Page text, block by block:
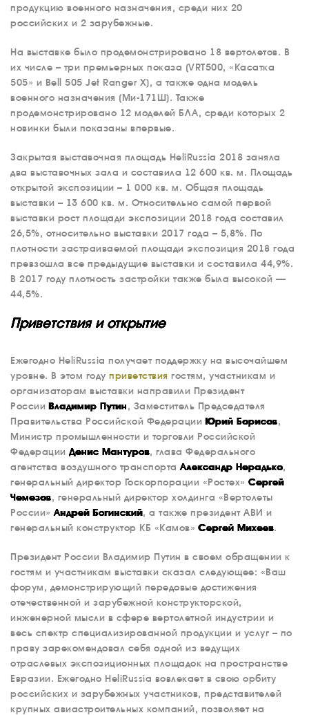
продукцию военного назначения, среди них 20
российских и 2 зарубежные.
На выставке было продемонстрировано 18 вертолетов. В
их числе – три премьерных показа (VRT500, «Касатка
505» и Bell 505 Jet Ranger X), а также одна модель
военного назначения (Ми-171Ш). Также
продемонстрировано 12 моделей БЛА, среди которых 2
новинки были показаны впервые.
Закрытая выставочная площадь HeliRussia 2018 заняла
два выставочных зала и составила 12 600 кв. м. Площадь
открытой экспозиции – 1 000 кв. м. Общая площадь
выставки – 13 600 кв. м. Относительно самой первой
выставки рост площади экспозиции 2018 года составил
26,5%, относительно выставки 2017 года – 5,8%. По
плотности застраиваемой площади экспозиция 2018 года
превзошла все предыдущие выставки и составила 44,9%.
В 2017 году плотность застройки также была высокой —
44,5%.
Приветствия и открытие
Ежегодно HeliRussia получает поддержку на высочайшем
уровне. В этом году приветствия гостям, участникам и
организаторам выставки направили Президент
РоссииВладимир Путин, Заместитель Председателя
Правительства Российской ФедерацииЮрий Борисов,
Министр промышленности и торговли Российской
Федерации Денис Мантуров, глава Федерального
агентства воздушного транспорта Александр Нерадько,
генеральный директор Госкорпорации «Ростех» Сергей
Чемезов, генеральный директор холдинга «Вертолеты
России» Андрей Богинский, а также президент АВИ и
генеральный конструктор КБ «Камов»Сергей Михеев.
Президент России Владимир Путин в своем обращении к
гостям и участникам выставки сказал следующее: «Ваш
форум, демонстрирующий передовые достижения
отечественной и зарубежной конструкторской,
инженерной мысли в сфере вертолетной индустрии и
весь спектр специализированной продукции и услуг – по
праву зарекомендовал себя одной из ведущих
отраслевых экспозиционных площадок на пространстве
Евразии. Ежегодно HeliRussia вовлекает в свою орбиту
российских и зарубежных участников, представителей
крупных авиастроительных компаний, позволяет на